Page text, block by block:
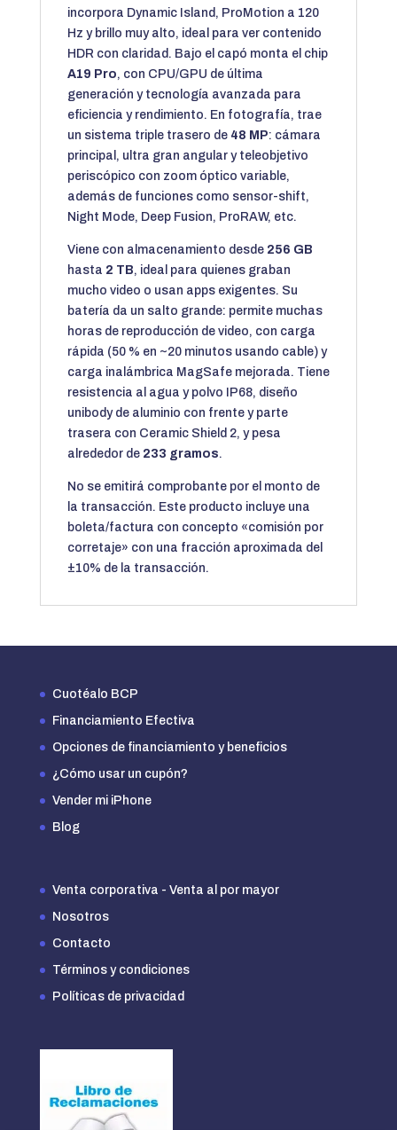
incorpora Dynamic Island, ProMotion a 120
Hz y brillo muy alto, ideal para ver contenido
HDR con claridad. Bajo el capó monta el chip
A19 Pro, con CPU/GPU de última
generación y tecnología avanzada para
eficiencia y rendimiento. En fotografía, trae
un sistema triple trasero de 48 MP: cámara
principal, ultra gran angular y teleobjetivo
periscópico con zoom óptico variable,
además de funciones como sensor-shift,
Night Mode, Deep Fusion, ProRAW, etc.
Viene con almacenamiento desde 256 GB
hasta 2 TB, ideal para quienes graban
mucho video o usan apps exigentes. Su
batería da un salto grande: permite muchas
horas de reproducción de video, con carga
rápida (50 % en ~20 minutos usando cable) y
carga inalámbrica MagSafe mejorada. Tiene
resistencia al agua y polvo IP68, diseño
unibody de aluminio con frente y parte
trasera con Ceramic Shield 2, y pesa
alrededor de 233 gramos.
No se emitirá comprobante por el monto de
la transacción. Este producto incluye una
boleta/factura con concepto «comisión por
corretaje» con una fracción aproximada del
±10% de la transacción.
Cuotéalo BCP
Financiamiento Efectiva
Opciones de financiamiento y beneficios
¿Cómo usar un cupón?
Vender mi iPhone
Blog
Venta corporativa - Venta al por mayor
Nosotros
Contacto
Términos y condiciones
Políticas de privacidad